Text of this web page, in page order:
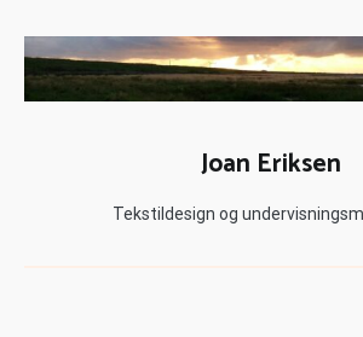
Joan Eriksen
Tekstildesign og